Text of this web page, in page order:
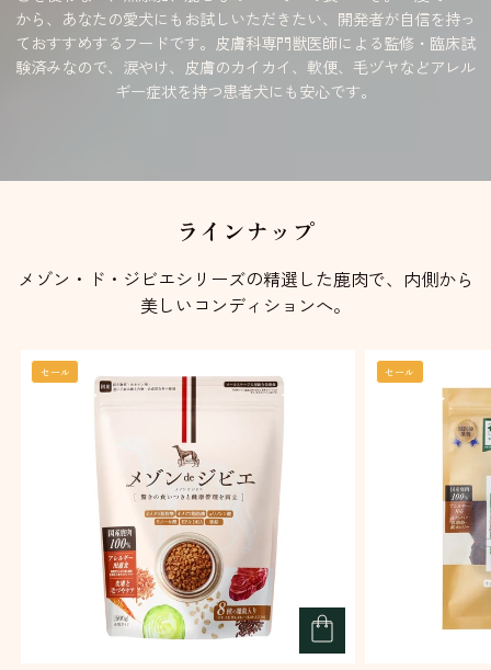
から、あなたの愛犬にもお試しいただきたい、開発者が自信を持っ
ておすすめするフードです。皮膚科専門獣医師による監修・臨床試
験済みなので、涙やけ、皮膚のカイカイ、軟便、毛ヅヤなどアレル
ギー症状を持つ患者犬にも安心です。
ラインナップ
メゾン・ド・ジビエシリーズの精選した鹿肉で、内側から
美しいコンディションへ。
セール セール